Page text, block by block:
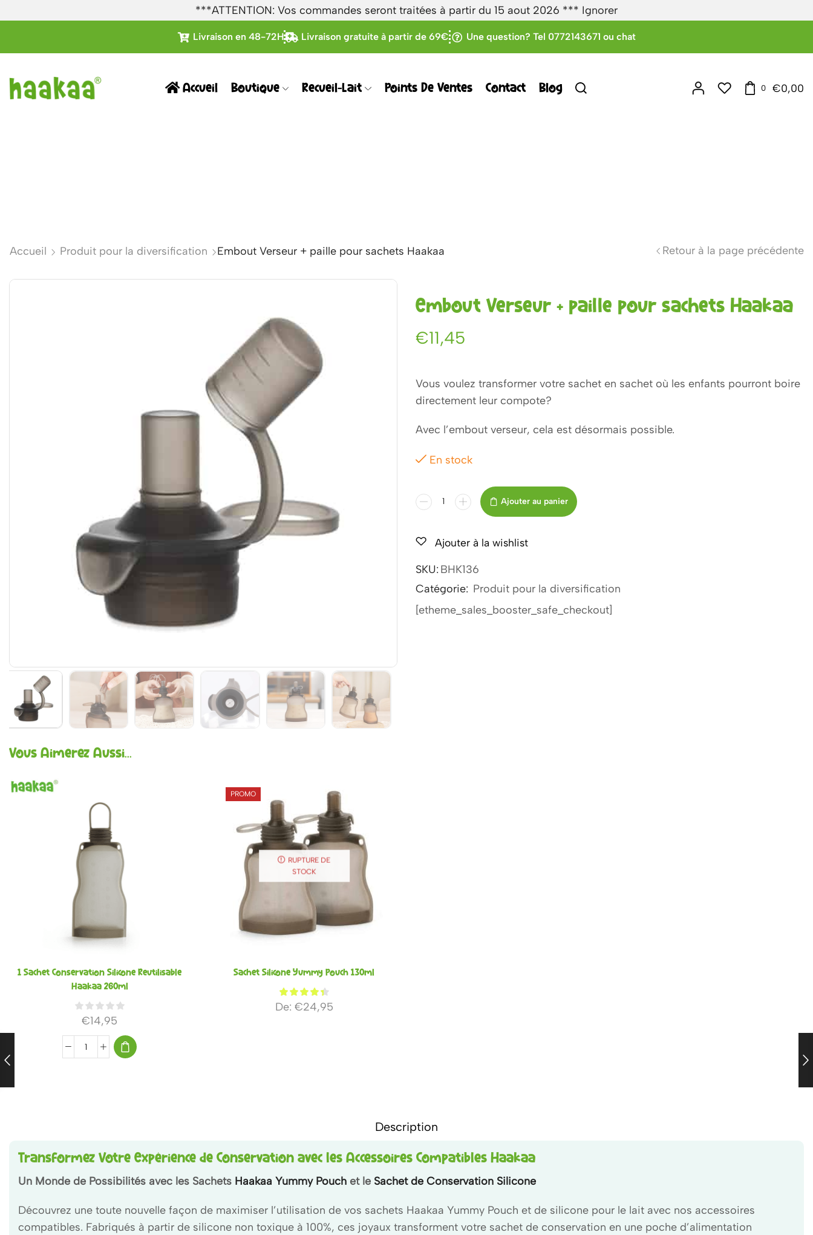
***ATTENTION: Vos commandes seront traitées à partir du 15 aout 2026 *** Ignorer
Livraison en 48-72H Livraison gratuite à partir de 69€ Une question? Tel 0772143671 ou chat
Accueil Boutique Recueil-Lait Points De Ventes Contact Blog 0 €0,00
Accueil Produit pour la diversification Embout Verseur + paille pour sachets Haakaa Retour à la page précédente
Embout Verseur + paille pour sachets Haakaa
€11,45
Vous voulez transformer votre sachet en sachet où les enfants pourront boire
directement leur compote?
Avec l’embout verseur, cela est désormais possible.
En stock
Ajouter au panier
Ajouter à la wishlist
SKU: BHK136
Catégorie: Produit pour la diversification
[etheme_sales_booster_safe_checkout]
Vous Aimerez Aussi...
1 Sachet Conservation Silicone Reutilisable
Haakaa 260ml
€14,95
PROMO
RUPTURE DE
STOCK
Sachet Silicone Yummy Pouch 130ml
De: €24,95
Description
Transformez Votre Expérience de Conservation avec les Accessoires Compatibles Haakaa
Un Monde de Possibilités avec les Sachets Haakaa Yummy Pouch et le Sachet de Conservation Silicone
Découvrez une toute nouvelle façon de maximiser l’utilisation de vos sachets Haakaa Yummy Pouch et de silicone pour le lait avec nos accessoires
compatibles. Fabriqués à partir de silicone non toxique à 100%, ces joyaux transforment votre sachet de conservation en une poche d’alimentation